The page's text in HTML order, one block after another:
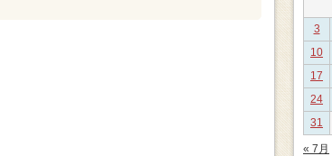
3
10
17
24
31
« 7月